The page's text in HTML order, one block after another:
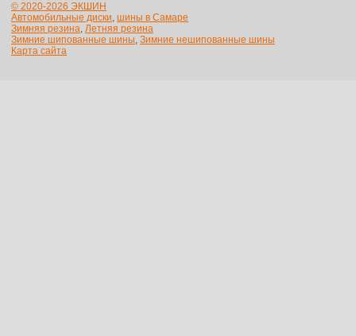
© 2020-2026 ЭКШИН
Автомобильные диски, шины в Самаре
Зимняя резина, Летняя резина
Зимние шипованные шины, Зимние нешипованные шины
Карта сайта